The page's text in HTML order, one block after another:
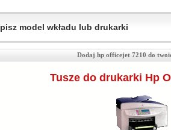
Dodaj hp officejet 7210 do
Tusze do drukarki Hp